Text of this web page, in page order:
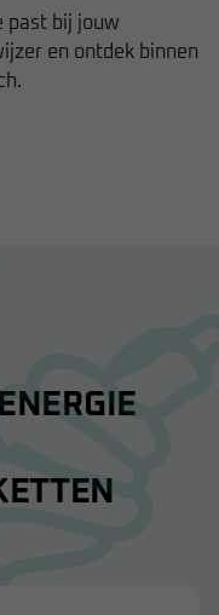
past bij jouw
en ontdek binnen